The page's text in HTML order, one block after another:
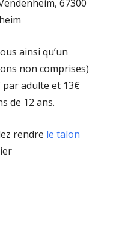
67300
ainsi qu’un
non comprises)
adulte et 13€
de 12 ans.
rendre le talon